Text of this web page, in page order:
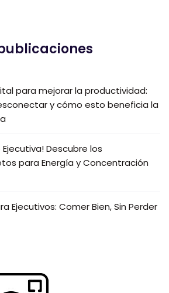
para mejorar la productividad:
y cómo esto beneficia la
Descubre los
para Energía y Concentración
Ejecutivos: Comer Bien, Sin Perder